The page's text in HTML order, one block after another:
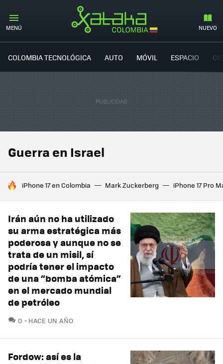
MENÚ NUEVO
COLOMBIA TECNOLÓGICA AUTO MÓVIL ESPACIO
Guerra en Israel
HOY SE HABLA DE
iPhone 17 en Colombia Mark Zuckerberg iPhone 17 Pro
Irán aún no ha utilizado
su arma estratégica más
poderosa y aunque no se
trata de un misil, sí
podría tener el impacto
de una “bomba atómica”
en el mercado mundial
de petróleo
0 COMENTARIOS
HACE UN AÑO
Fordow: así es la